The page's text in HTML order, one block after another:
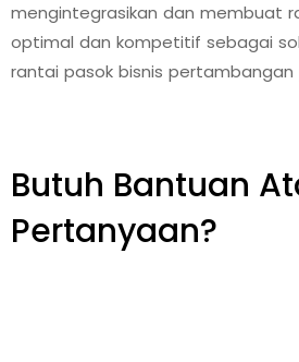
mengintegrasikan dan membuat
optimal dan kompetitif sebagai
rantai pasok bisnis pertambangan
Butuh Bantuan
Pertanyaan?